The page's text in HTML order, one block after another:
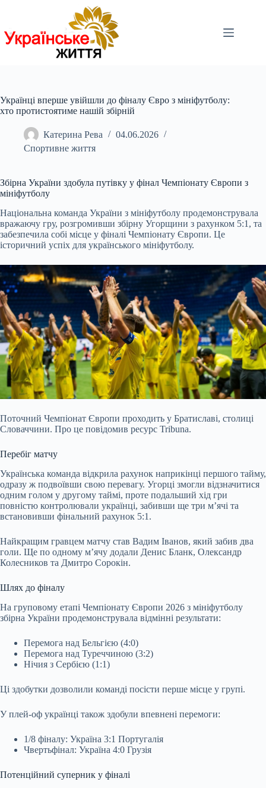
Українці вперше увійшли до фіналу Євро з мініфутболу:
хто протистоятиме нашій збірній
Катерина Рева
04.06.2026
Спортивне життя
Збірна України здобула путівку у фінал Чемпіонату Європи з
мініфутболу
Національна команда України з мініфутболу продемонструвала
вражаючу гру, розгромивши збірну Угорщини з рахунком 5:1, та
забезпечила собі місце у фіналі Чемпіонату Європи. Це
історичний успіх для українського мініфутболу.
Поточний Чемпіонат Європи проходить у Братиславі, столиці
Словаччини. Про це повідомив ресурс Tribuna.
Перебіг матчу
Українська команда відкрила рахунок наприкінці першого тайму,
одразу ж подвоївши свою перевагу. Угорці змогли відзначитися
одним голом у другому таймі, проте подальший хід гри
повністю контролювали українці, забивши ще три м’ячі та
встановивши фінальний рахунок 5:1.
Найкращим гравцем матчу став Вадим Іванов, який забив два
голи. Ще по одному м’ячу додали Денис Бланк, Олександр
Колесников та Дмитро Сорокін.
Шлях до фіналу
На груповому етапі Чемпіонату Європи 2026 з мініфутболу
збірна України продемонструвала відмінні результати:
Перемога над Бельгією (4:0)
Перемога над Туреччиною (3:2)
Нічия з Сербією (1:1)
Ці здобутки дозволили команді посісти перше місце у групі.
У плей-оф українці також здобули впевнені перемоги:
1/8 фіналу: Україна 3:1 Португалія
Чвертьфінал: Україна 4:0 Грузія
Потенційний суперник у фіналі